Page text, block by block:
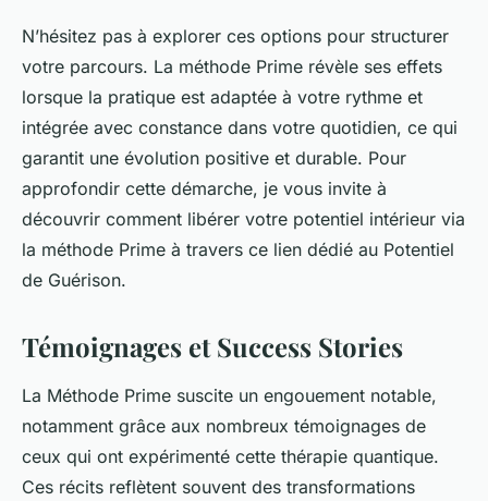
N’hésitez pas à explorer ces options pour structurer
votre parcours. La méthode Prime révèle ses effets
lorsque la pratique est adaptée à votre rythme et
intégrée avec constance dans votre quotidien, ce qui
garantit une évolution positive et durable. Pour
approfondir cette démarche, je vous invite à
découvrir comment libérer votre potentiel intérieur via
la méthode Prime à travers ce lien dédié au Potentiel
de Guérison.
Témoignages et Success Stories
La Méthode Prime suscite un engouement notable,
notamment grâce aux nombreux témoignages de
ceux qui ont expérimenté cette thérapie quantique.
Ces récits reflètent souvent des transformations